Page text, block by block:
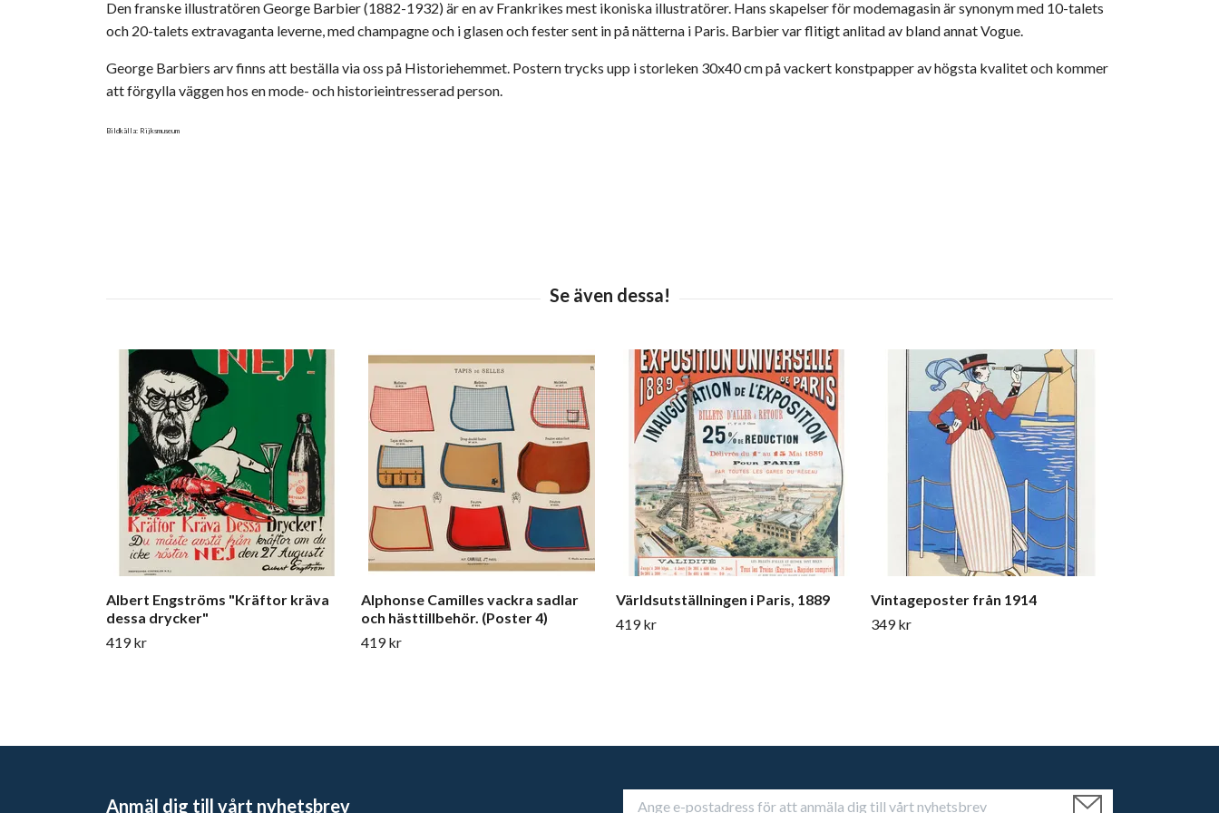
Den franske illustratören George Barbier (1882-1932) är en av Frankrikes mest ikoniska illustratörer. Hans skapelser för modemagasin är synonym med 10-talets
och 20-talets extravaganta leverne, med champagne och i glasen och fester sent in på nätterna i Paris. Barbier var flitigt anlitad av bland annat Vogue.
George Barbiers arv finns att beställa via oss på Historiehemmet. Postern trycks upp i storleken 30x40 cm på vackert konstpapper av högsta kvalitet och kommer
att förgylla väggen hos en mode- och historieintresserad person.
Bildkälla: Rijksmuseum
Albert Engströms "Kräftor kräva
dessa drycker"
419 kr
Alphonse Camilles vackra sadlar
och hästtillbehör. (Poster 4)
419 kr
Världsutställningen i Paris, 1889
419 kr
Vintageposter från 1914
349 kr
Anmäl dig till vårt nyhetsbrev